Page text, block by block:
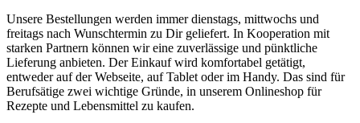
Unsere Bestellungen werden immer dienstags, mittwochs und
freitags nach Wunschtermin zu Dir geliefert. In Kooperation mit
starken Partnern können wir eine zuverlässige und pünktliche
Lieferung anbieten. Der Einkauf wird komfortabel getätigt,
entweder auf der Webseite, auf Tablet oder im Handy. Das sind für
Berufsätige zwei wichtige Gründe, in unserem Onlineshop für
Rezepte und Lebensmittel zu kaufen.